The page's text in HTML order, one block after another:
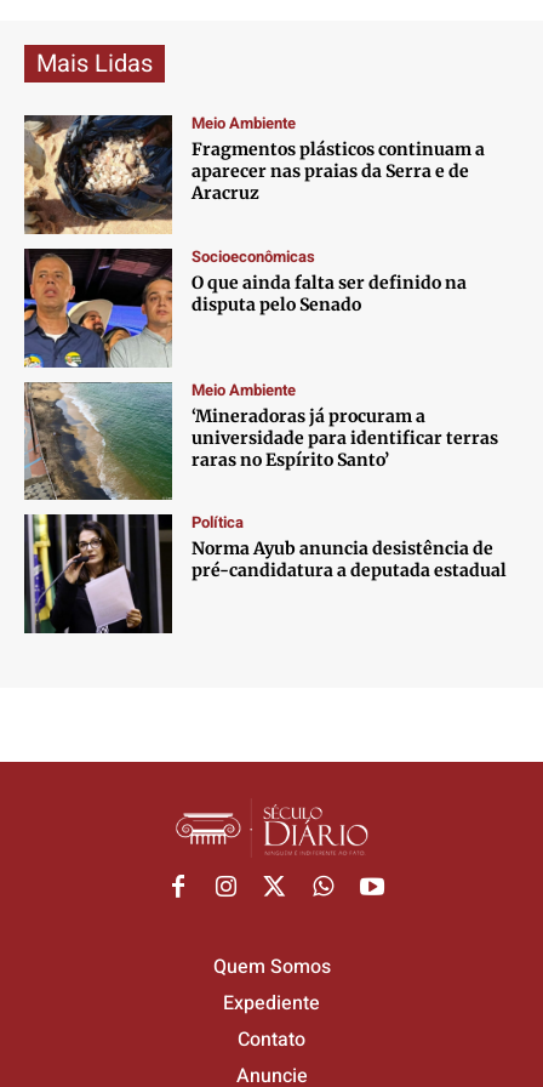
Mais Lidas
Meio Ambiente
Fragmentos plásticos continuam a
aparecer nas praias da Serra e de
Aracruz
Socioeconômicas
O que ainda falta ser definido na
disputa pelo Senado
Meio Ambiente
‘Mineradoras já procuram a
universidade para identificar terras
raras no Espírito Santo’
Política
Norma Ayub anuncia desistência de
pré-candidatura a deputada estadual
Quem Somos
Expediente
Contato
Anuncie